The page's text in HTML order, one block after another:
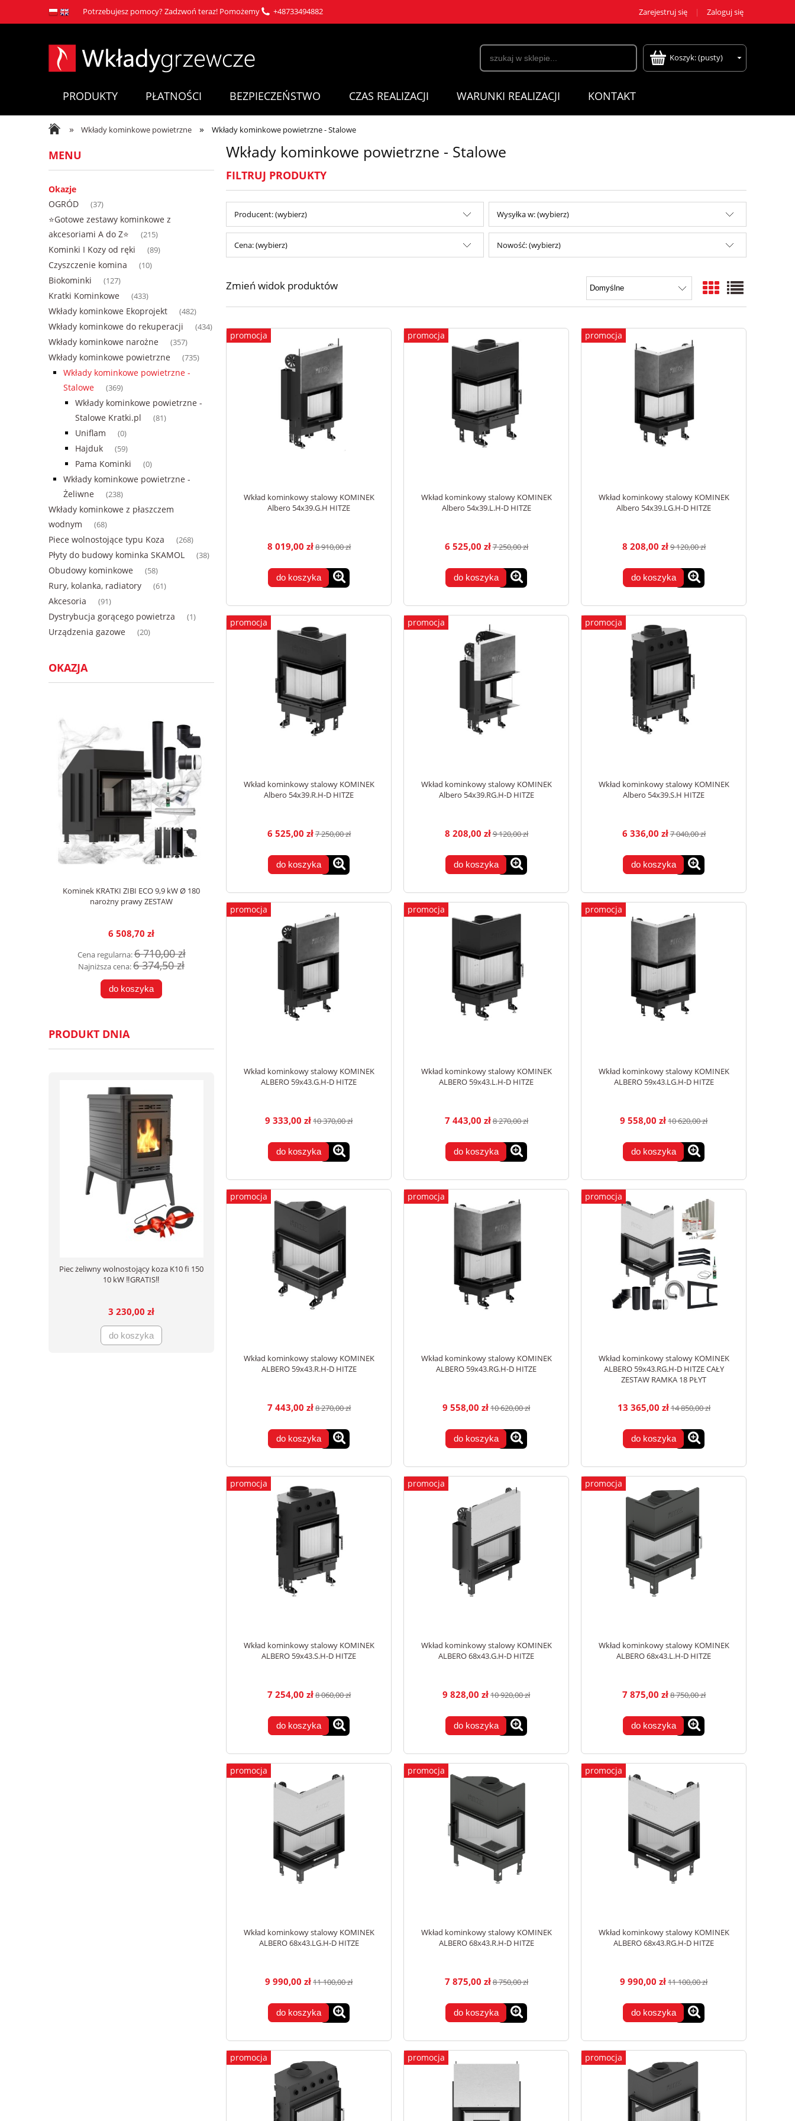
Potrzebujesz pomocy? Zadzwoń teraz! Pomożemy +48733494882 Zarejestruj się Zaloguj się
Koszyk:(pusty)
PRODUKTY PŁATNOŚCI BEZPIECZEŃSTWO CZAS REALIZACJI WARUNKI REALIZACJI KONTAKT
» Wkłady kominkowe powietrzne » Wkłady kominkowe powietrzne - Stalowe
MENU
Okazje
OGRÓD
(37)
⭐Gotowe zestawy kominkowe z
akcesoriami A do Z⭐
(215)
Kominki I Kozy od ręki (89)
Czyszczenie komina (10)
Biokominki (127)
Kratki Kominkowe (433)
Wkłady kominkowe Ekoprojekt (482)
Wkłady kominkowe do rekuperacji (434)
Wkłady kominkowe narożne (357)
Wkłady kominkowe powietrzne (735)
Wkłady kominkowe powietrzne -
Stalowe
(369)
Wkłady kominkowe powietrzne -
Stalowe Kratki.pl
(81)
Uniflam (0)
Hajduk (59)
Pama Kominki (0)
Wkłady kominkowe powietrzne -
Żeliwne
(238)
Wkłady kominkowe z płaszczem
wodnym
(68)
Piece wolnostojące typu Koza (268)
Płyty do budowy kominka SKAMOL (38)
Obudowy kominkowe (58)
Rury, kolanka, radiatory (61)
Akcesoria (91)
Dystrybucja gorącego powietrza (1)
Urządzenia gazowe (20)
OKAZJA
Kominek KRATKI ZIBI ECO 9,9 kW Ø 180
narożny prawy ZESTAW
6 508,70 zł
Cena regularna:6 710,00 zł
Najniższa cena:6 374,50 zł
do koszyka
PRODUKT DNIA
Piec żeliwny wolnostojący koza K10 fi 150
10 kW ‼️GRATIS‼️
3 230,00 zł
do koszyka
Wkłady kominkowe powietrzne - Stalowe
FILTRUJ PRODUKTY
Producent: (wybierz) Wysyłka w: (wybierz)
Cena: (wybierz) Nowość: (wybierz)
Zmień widok produktów
Wkład kominkowy stalowy KOMINEK
Albero 54x39.G.H HITZE
8 019,00 zł8 910,00 zł
do koszyka
promocja
Wkład kominkowy stalowy KOMINEK
Albero 54x39.L.H-D HITZE
6 525,00 zł7 250,00 zł
do koszyka
promocja
Wkład kominkowy stalowy KOMINEK
Albero 54x39.LG.H-D HITZE
8 208,00 zł9 120,00 zł
do koszyka
promocja
Wkład kominkowy stalowy KOMINEK
Albero 54x39.R.H-D HITZE
6 525,00 zł7 250,00 zł
do koszyka
promocja
Wkład kominkowy stalowy KOMINEK
Albero 54x39.RG.H-D HITZE
8 208,00 zł9 120,00 zł
do koszyka
promocja
Wkład kominkowy stalowy KOMINEK
Albero 54x39.S.H HITZE
6 336,00 zł7 040,00 zł
do koszyka
promocja
Wkład kominkowy stalowy KOMINEK
ALBERO 59x43.G.H-D HITZE
9 333,00 zł10 370,00 zł
do koszyka
promocja
Wkład kominkowy stalowy KOMINEK
ALBERO 59x43.L.H-D HITZE
7 443,00 zł8 270,00 zł
do koszyka
promocja
Wkład kominkowy stalowy KOMINEK
ALBERO 59x43.LG.H-D HITZE
9 558,00 zł10 620,00 zł
do koszyka
promocja
Wkład kominkowy stalowy KOMINEK
ALBERO 59x43.R.H-D HITZE
7 443,00 zł8 270,00 zł
do koszyka
promocja
Wkład kominkowy stalowy KOMINEK
ALBERO 59x43.RG.H-D HITZE
9 558,00 zł10 620,00 zł
do koszyka
promocja
Wkład kominkowy stalowy KOMINEK
ALBERO 59x43.RG.H-D HITZE CAŁY
ZESTAW RAMKA 18 PŁYT
13 365,00 zł14 850,00 zł
do koszyka
promocja
Wkład kominkowy stalowy KOMINEK
ALBERO 59x43.S.H-D HITZE
7 254,00 zł8 060,00 zł
do koszyka
promocja
Wkład kominkowy stalowy KOMINEK
ALBERO 68x43.G.H-D HITZE
9 828,00 zł10 920,00 zł
do koszyka
promocja
Wkład kominkowy stalowy KOMINEK
ALBERO 68x43.L.H-D HITZE
7 875,00 zł8 750,00 zł
do koszyka
promocja
Wkład kominkowy stalowy KOMINEK
ALBERO 68x43.LG.H-D HITZE
9 990,00 zł11 100,00 zł
do koszyka
promocja
Wkład kominkowy stalowy KOMINEK
ALBERO 68x43.R.H-D HITZE
7 875,00 zł8 750,00 zł
do koszyka
promocja
Wkład kominkowy stalowy KOMINEK
ALBERO 68x43.RG.H-D HITZE
9 990,00 zł11 100,00 zł
do koszyka
promocja
promocja promocja promocja